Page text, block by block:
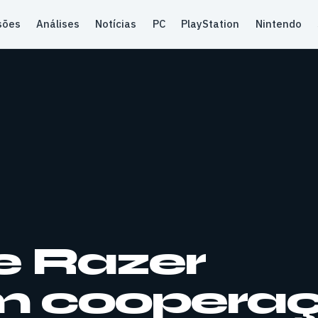
Análises Notícias PC PlayStation Nintendo
Razer